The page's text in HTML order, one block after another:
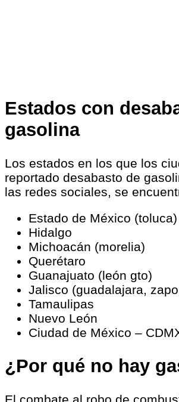
Estados con
gasolina
Los estados en los que los
reportado desabasto de
las redes sociales, se
Estado de México (toluca)
Hidalgo
Michoacán (morelia)
Querétaro
Guanajuato (león gto)
Jalisco (guadalajara,
Tamaulipas
Nuevo León
Ciudad de México –
¿Por qué no hay